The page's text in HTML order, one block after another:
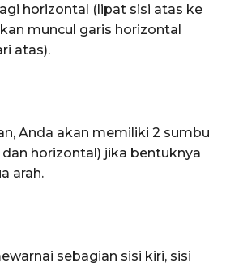
horizontal (lipat sisi atas ke
muncul garis horizontal
atas).
Anda akan memiliki 2 sumbu
horizontal) jika bentuknya
arah.
sebagian sisi kiri, sisi